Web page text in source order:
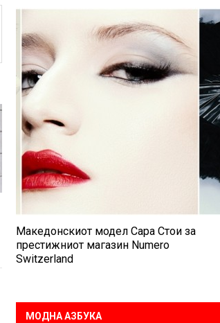
Македонскиот модел Сара Стои за
престижниот магазин Numero
Switzerland
МОДНА АЗБУКА